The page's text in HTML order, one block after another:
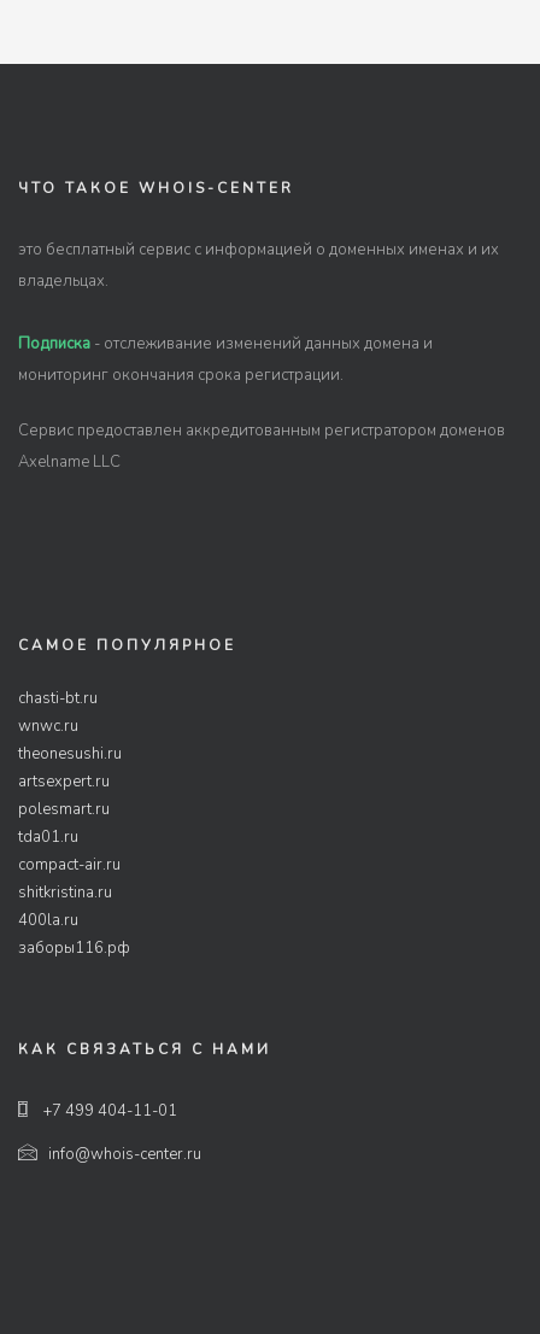
ЧТО ТАКОЕ WHOIS-CENTER
это бесплатный сервис с информацией о доменных именах и их
владельцах.
Подписка - отслеживание изменений данных домена и
мониторинг окончания срока регистрации.
Сервис предоставлен аккредитованным регистратором доменов
Axelname LLC
САМОЕ ПОПУЛЯРНОЕ
chasti-bt.ru
wnwc.ru
theonesushi.ru
artsexpert.ru
polesmart.ru
tda01.ru
compact-air.ru
shitkristina.ru
400la.ru
заборы116.рф
КАК СВЯЗАТЬСЯ С НАМИ
+7 499 404-11-01
info@whois-center.ru